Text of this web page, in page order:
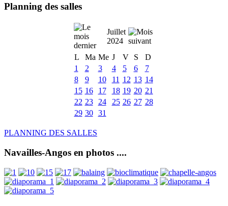
Planning des salles
Juillet
2024
L
Ma Me J V S
D
1
2 3 4 5 6
7
8
9 10 11 12 13 14
15 16 17 18 19 20 21
22 23 24 25 26 27 28
29 30 31
PLANNING DES SALLES
Navailles-Angos en photos ....